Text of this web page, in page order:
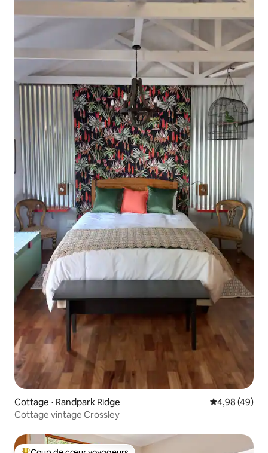
Cottage ⋅ Randpark Ridge Évaluation
4,98 (49)
Cottage vintage Crossley